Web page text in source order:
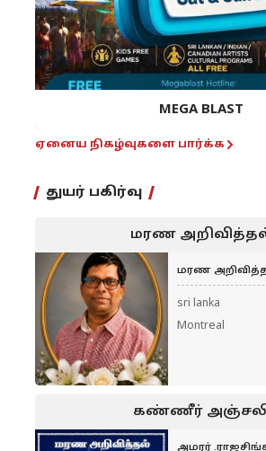
MEGA BLAST
ஏனைய நிகழ்வுகளை பார்க்க
துயர் பகிர்வு
மரண
மரண
sri lanka
Montreal
கண்ணீர்
அமரர்